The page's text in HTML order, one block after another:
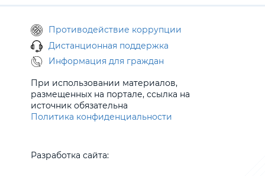
Противодействие коррупции
Дистанционная поддержка
Информация для граждан
При использовании материалов,
размещенных на портале, ссылка на
источник обязательна
Политика конфиденциальности
Разработка сайта: